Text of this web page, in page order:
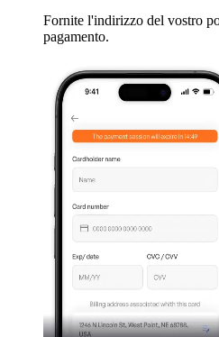
Fornite l'indirizzo del vostro
pagamento.